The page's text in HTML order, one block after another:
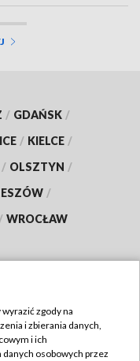
/ GDAŃSK /
/ KIELCE /
/ OLSZTYN /
/
/ WROCŁAW
zgody na
i zbierania danych,
i ich
osobowych przez